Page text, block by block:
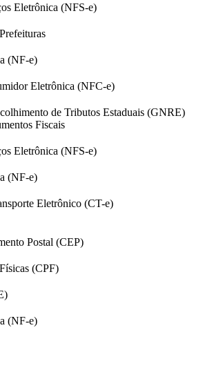
Eletrônica (NFS-e)
(NF-e)
Eletrônica (NFC-e)
de Tributos Estaduais (GNRE)
Fiscais
Eletrônica (NFS-e)
(NF-e)
Eletrônico (CT-e)
Postal (CEP)
(CPF)
(NF-e)